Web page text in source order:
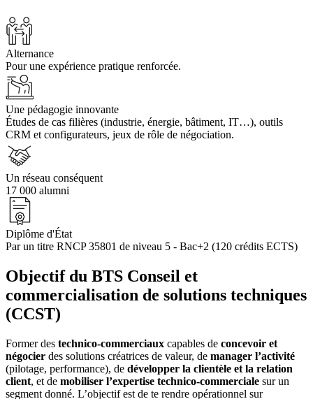
Alternance
Pour une expérience pratique renforcée.
Une pédagogie innovante
Études de cas filières (industrie, énergie, bâtiment, IT…), outils
CRM et configurateurs, jeux de rôle de négociation.
Un réseau conséquent
17 000 alumni
Diplôme d'État
Par un titre RNCP 35801 de niveau 5 - Bac+2 (120 crédits ECTS)
Objectif du BTS Conseil et
commercialisation de solutions techniques
(CCST)
Former des technico-commerciaux capables de concevoir et
négocier des solutions créatrices de valeur, de manager l’activité
(pilotage, performance), de développer la clientèle et la relation
client, et de mobiliser l’expertise technico-commerciale sur un
segment donné. L’objectif est de te rendre opérationnel sur